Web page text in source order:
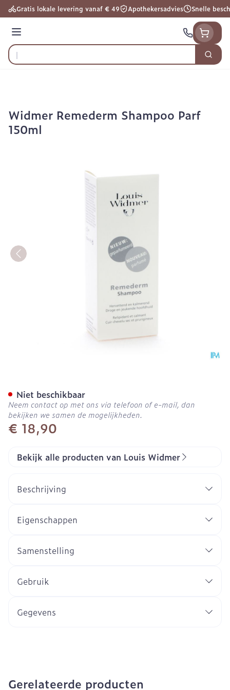
Ga naar de inhoud
Gratis lokale levering vanaf € 49 Apothekersadvies Snelle
Menu
Product, merk, categorie...
Zoek
Widmer Remederm Shampoo Parf
150ml
€ 18,90
Niet beschikbaar
Neem contact op met ons via telefoon of e-mail, dan
bekijken we samen de mogelijkheden.
Bekijk alle producten van Louis Widmer
Beschrijving
Eigenschappen
Samenstelling
Gebruik
Gegevens
Gerelateerde producten